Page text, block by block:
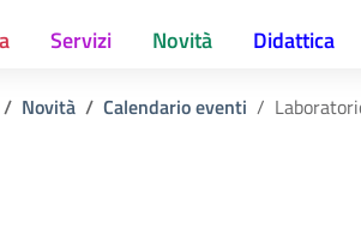
Servizi Novità Didattica
Novità Calendario eventi